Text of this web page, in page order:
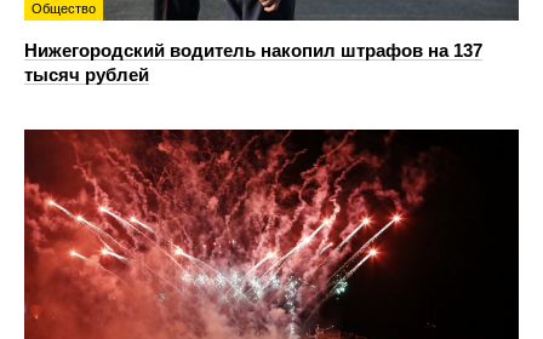
Общество
Нижегородский водитель накопил штрафов на 137
тысяч рублей